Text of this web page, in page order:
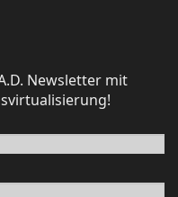
Newsletter mit